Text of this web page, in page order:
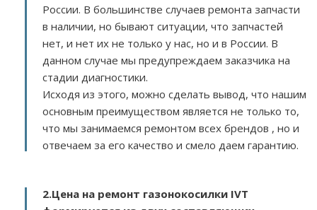
России. В большинстве случаев ремонта запчасти
в наличии, но бывают ситуации, что запчастей
нет, и нет их не только у нас, но и в России. В
данном случае мы предупреждаем заказчика на
стадии диагностики.
Исходя из этого, можно сделать вывод, что нашим
основным преимуществом является не только то,
что мы занимаемся ремонтом всех брендов , но и
отвечаем за его качество и смело даем гарантию.
2.Цена на ремонт газонокосилки IVT